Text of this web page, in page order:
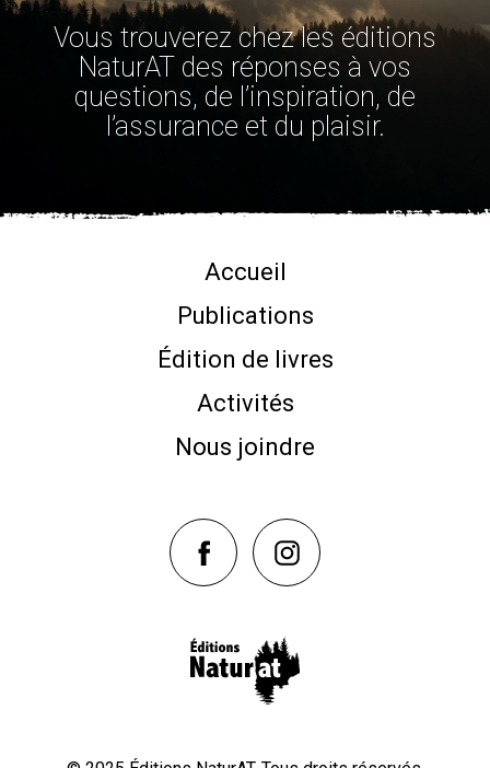
Vous trouverez chez les éditions
NaturAT des réponses à vos
questions, de l’inspiration, de
l’assurance et du plaisir.
Accueil
Publications
Édition de livres
Activités
Nous joindre
NaturAT sur Facebook